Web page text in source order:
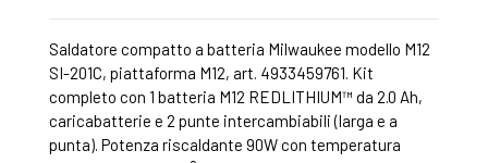
Saldatore compatto a batteria Milwaukee modello M12
SI-201C, piattaforma M12, art. 4933459761. Kit
completo con 1 batteria M12 REDLITHIUM™ da 2.0 Ah,
caricabatterie e 2 punte intercambiabili (larga e a
punta). Potenza riscaldante 90W con temperatura